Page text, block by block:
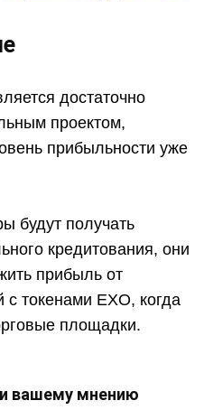
достаточно
проектом,
прибыльности уже
будут получать
кредитования, они
прибыль от
токенами EXO, когда
площадки.
вашему мнению